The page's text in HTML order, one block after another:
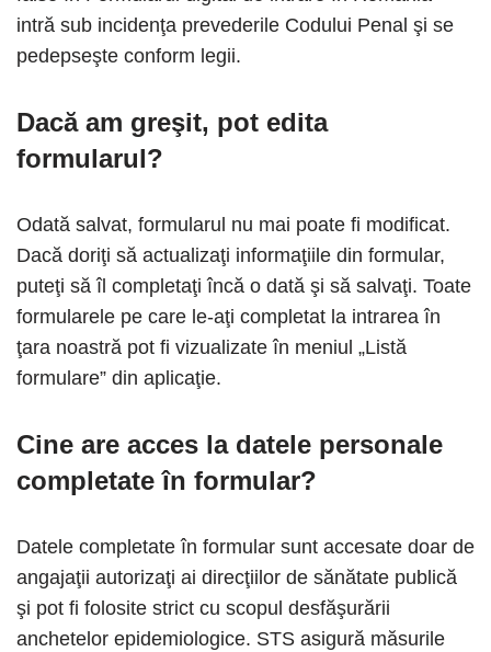
intră sub incidenţa prevederile Codului Penal şi se
pedepseşte conform legii.
Dacă am greşit, pot edita
formularul?
Odată salvat, formularul nu mai poate fi modificat.
Dacă doriţi să actualizaţi informaţiile din formular,
puteţi să îl completaţi încă o dată şi să salvaţi. Toate
formularele pe care le-aţi completat la intrarea în
ţara noastră pot fi vizualizate în meniul „Listă
formulare” din aplicaţie.
Cine are acces la datele personale
completate în formular?
Datele completate în formular sunt accesate doar de
angajaţii autorizaţi ai direcţiilor de sănătate publică
şi pot fi folosite strict cu scopul desfăşurării
anchetelor epidemiologice. STS asigură măsurile